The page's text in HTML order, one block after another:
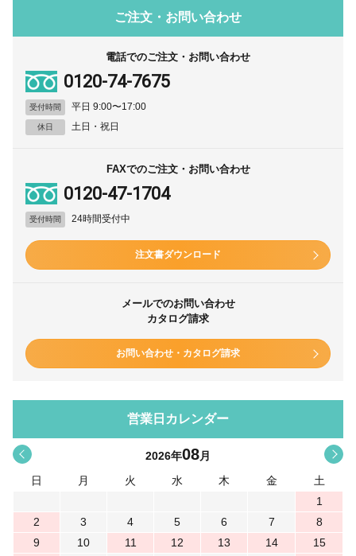
ご注文・お問い合わせ
電話でのご注文・お問い合わせ
0120-74-7675
受付時間 平日 9:00〜17:00
休日 土日・祝日
FAXでのご注文・お問い合わせ
0120-47-1704
受付時間 24時間受付中
注文書ダウンロード
メールでのお問い合わせ
カタログ請求
お問い合わせ・カタログ請求
営業日カレンダー
< 2026年08月
日
月 火 水 木 金
土
1
2
3 4 5 6 7
8
9
10 11 12 13 14
15